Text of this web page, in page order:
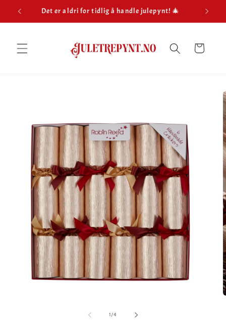
videre til
innholdet
Det er aldri for tidlig å handle julepynt! 🎄
Handlekurv
1 /av
4